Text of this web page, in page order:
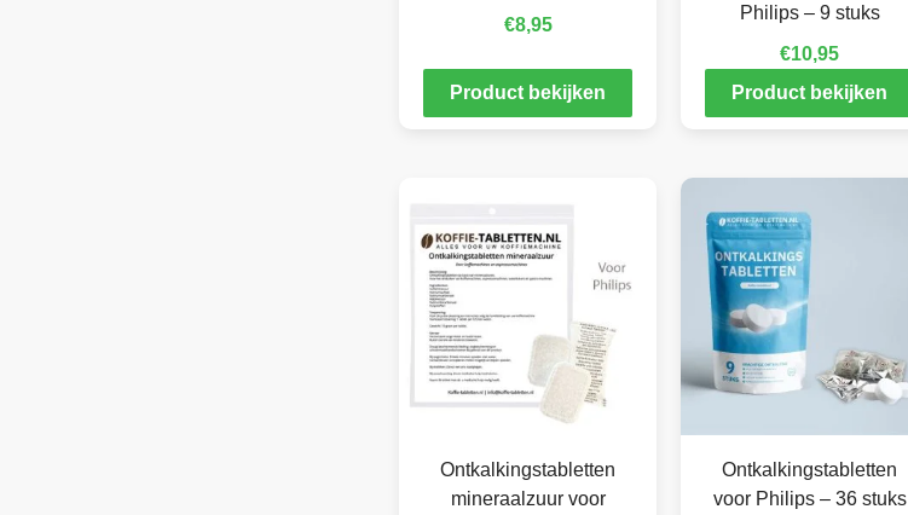
€8,95
Product bekijken
Philips – 9 stuks
€10,95
Product bekijken
Ontkalkingstabletten
mineraalzuur voor
Ontkalkingstabletten
voor Philips – 36 stuks